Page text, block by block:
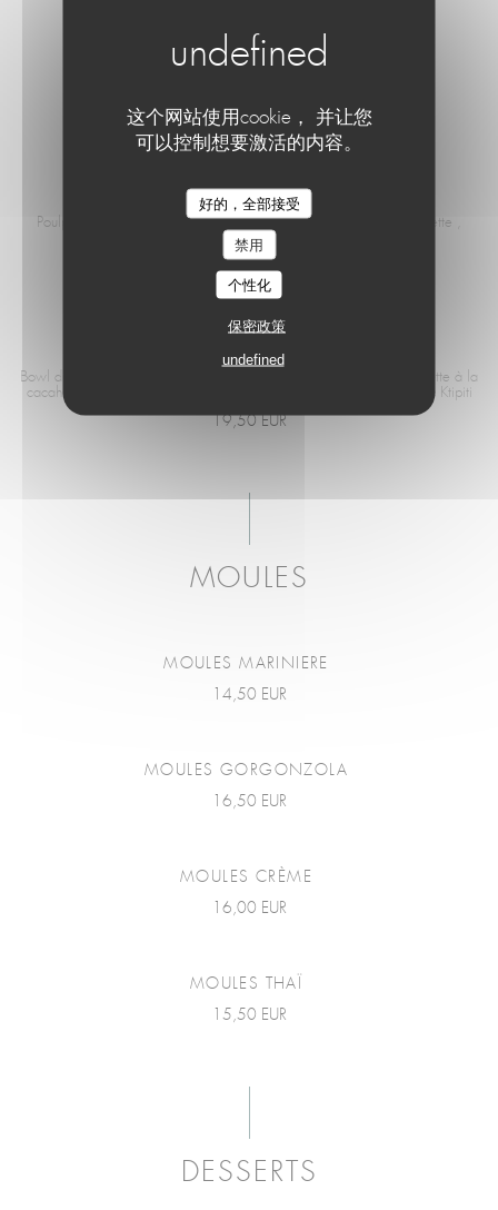
这个网站使用cookie， 并让您
可以控制想要激活的内容。
好的，全部接受
禁用
个性化
保密政策
undefined
MENU ENFANT
12,00 EUR
POULPE
Poulpe grillé, purée de coco au sésame , sauce chimichurri , roquette ,
légume de la ferme
21,50 EUR
Bowl du café Tataki de thon , algues Wakamé/fève , sauce Vinaigrette à la
cacahuètes, mangue , riz sushi , tomate Version Végétarienne : avec Ktipiti
19,50 EUR
MOULES
MOULES MARINIERE
14,50 EUR
MOULES GORGONZOLA
16,50 EUR
MOULES CRÈME
16,00 EUR
MOULES THAÏ
15,50 EUR
DESSERTS
Le Café de la Plage